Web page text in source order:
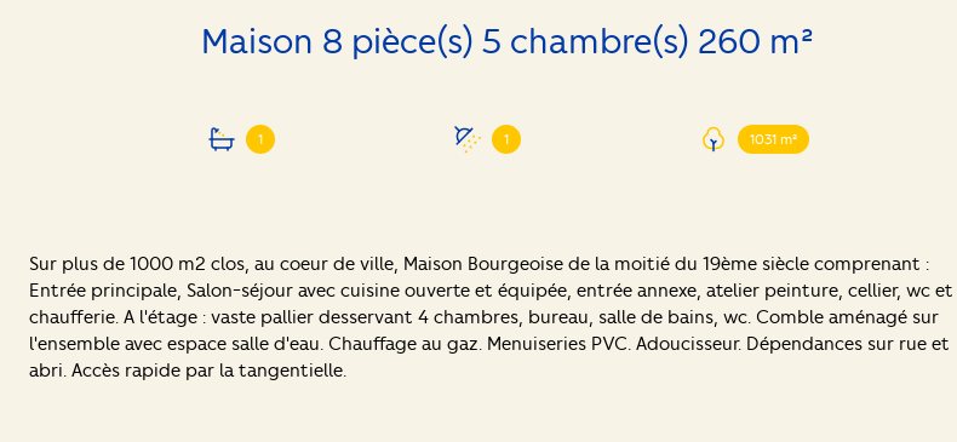
Maison 8 pièce(s) 5 chambre(s) 260 m²
1 1 1031 m²
Sur plus de 1000 m2 clos, au coeur de ville, Maison Bourgeoise de la moitié du 19ème siècle comprenant :
Entrée principale, Salon-séjour avec cuisine ouverte et équipée, entrée annexe, atelier peinture, cellier, wc et
chaufferie. A l'étage : vaste pallier desservant 4 chambres, bureau, salle de bains, wc. Comble aménagé sur
l'ensemble avec espace salle d'eau. Chauffage au gaz. Menuiseries PVC. Adoucisseur. Dépendances sur rue et
abri. Accès rapide par la tangentielle.